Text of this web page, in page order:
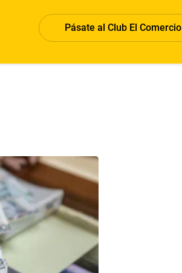
Pásate al Club El Comercio